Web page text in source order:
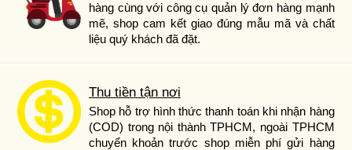
hàng cùng với công cụ quản lý đơn hàng mạnh
mẽ, shop cam kết giao đúng mẫu mã và chất
liệu quý khách đã đặt.
Thu tiền tận nơi
Shop hỗ trợ hình thức thanh toán khi nhận hàng
(COD) trong nội thành TPHCM, ngoài TPHCM
chuyển khoản trước shop miễn phí gửi hàng